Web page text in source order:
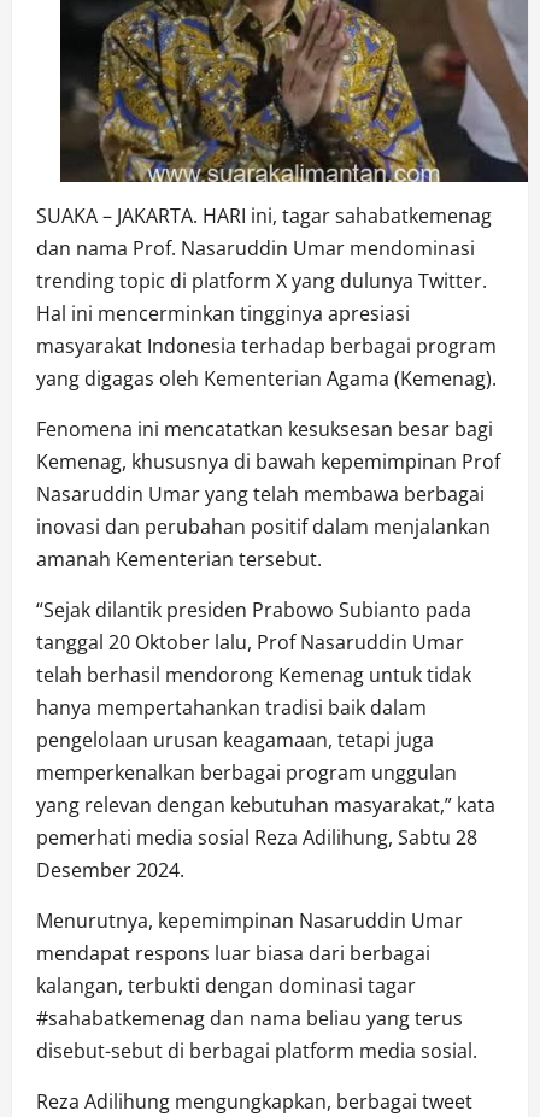
SUAKA – JAKARTA. HARI ini, tagar sahabatkemenag
dan nama Prof. Nasaruddin Umar mendominasi
trending topic di platform X yang dulunya Twitter.
Hal ini mencerminkan tingginya apresiasi
masyarakat Indonesia terhadap berbagai program
yang digagas oleh Kementerian Agama (Kemenag).
Fenomena ini mencatatkan kesuksesan besar bagi
Kemenag, khususnya di bawah kepemimpinan Prof
Nasaruddin Umar yang telah membawa berbagai
inovasi dan perubahan positif dalam menjalankan
amanah Kementerian tersebut.
“Sejak dilantik presiden Prabowo Subianto pada
tanggal 20 Oktober lalu, Prof Nasaruddin Umar
telah berhasil mendorong Kemenag untuk tidak
hanya mempertahankan tradisi baik dalam
pengelolaan urusan keagamaan, tetapi juga
memperkenalkan berbagai program unggulan
yang relevan dengan kebutuhan masyarakat,” kata
pemerhati media sosial Reza Adilihung, Sabtu 28
Desember 2024.
Menurutnya, kepemimpinan Nasaruddin Umar
mendapat respons luar biasa dari berbagai
kalangan, terbukti dengan dominasi tagar
#sahabatkemenag dan nama beliau yang terus
disebut-sebut di berbagai platform media sosial.
Reza Adilihung mengungkapkan, berbagai tweet